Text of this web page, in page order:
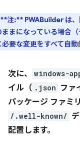
**注:** PWABuilder は
ままになっている場合
要な変更をすべて自動
次に、 windows-
イル（ .json ファ
パッケージ ファミ
/.well-known/
配置します。